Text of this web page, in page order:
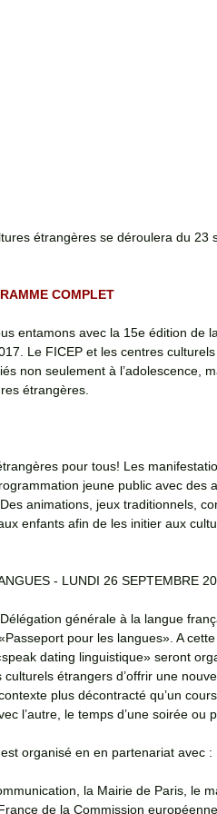
étrangères se déroulera du 23
COMPLET
entamons avec la 15e édition de
Le FICEP et les centres
non seulement à l’adolescence,
étrangères.
pour tous! Les
jeune public avec
animations, jeux traditionnels,
enfants afin de les initier aux
- LUNDI 26 SEPTEMBRE
générale à la langue
pour les langues». A
dating linguistique» seront
étrangers d’offrir une
plus décontracté qu’un
l’autre, le temps d’une soirée ou
organisé en en partenariat avec :
la Mairie de Paris, le
de la Commission